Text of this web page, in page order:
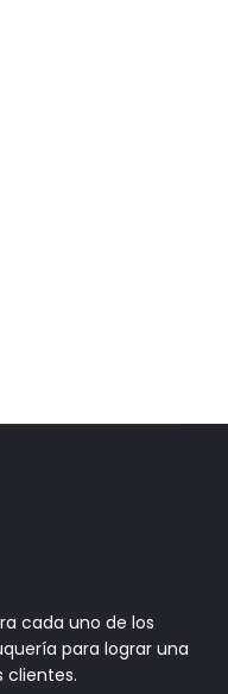
cada uno de los
para lograr una
clientes.